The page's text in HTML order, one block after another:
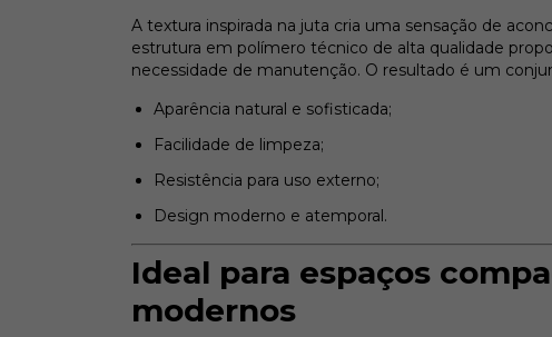
A textura inspirada na juta cria uma sensação de
estrutura em polímero técnico de alta qualidade
necessidade de manutenção. O resultado é um
Aparência natural e sofisticada;
Facilidade de limpeza;
Resistência para uso externo;
Design moderno e atemporal.
Ideal para espaços
modernos